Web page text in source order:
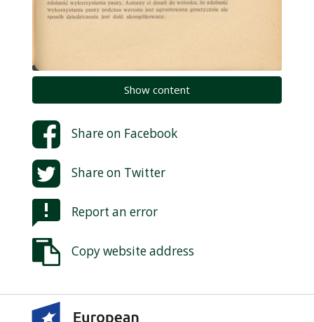
Show content
Share on Facebook
Share on Twitter
Report an error
Copy website address